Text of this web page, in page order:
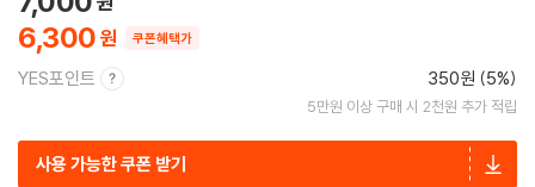
6,300 쿠폰혜택가
YES포인트 350원 (5%)
5만원 이상 구매 시 2천원 추가 적립
사용 가능한 쿠폰 받기